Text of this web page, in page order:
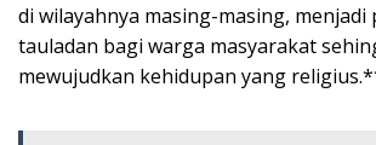
di wilayahnya masing-masing, menjadi
tauladan bagi warga masyarakat
mewujudkan kehidupan yang